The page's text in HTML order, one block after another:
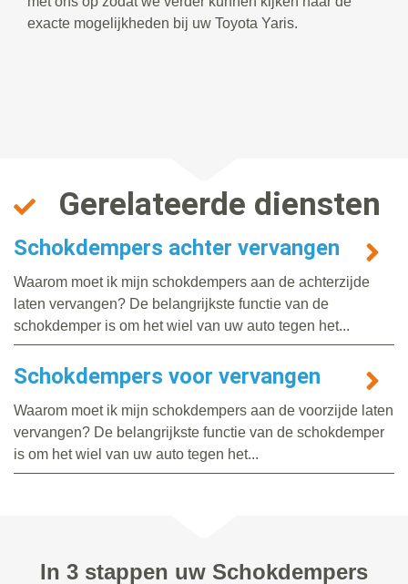
exacte mogelijkheden bij uw Toyota Yaris.
Gerelateerde diensten
Schokdempers achter vervangen
Waarom moet ik mijn schokdempers aan de achterzijde
laten vervangen? De belangrijkste functie van de
schokdemper is om het wiel van uw auto tegen het...
Schokdempers voor vervangen
Waarom moet ik mijn schokdempers aan de voorzijde laten
vervangen? De belangrijkste functie van de schokdemper
is om het wiel van uw auto tegen het...
In 3 stappen uw Schokdempers